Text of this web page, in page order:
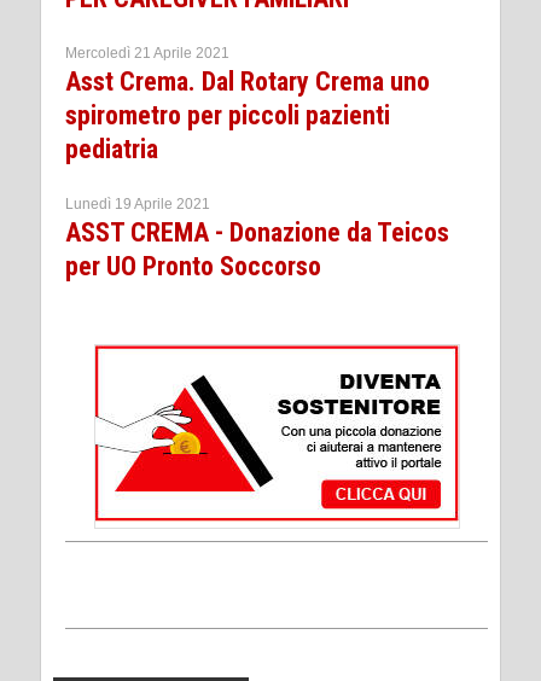
Mercoledì 21 Aprile 2021
Asst Crema. Dal Rotary Crema uno
spirometro per piccoli pazienti
pediatria
Lunedì 19 Aprile 2021
ASST CREMA - Donazione da Teicos
per UO Pronto Soccorso